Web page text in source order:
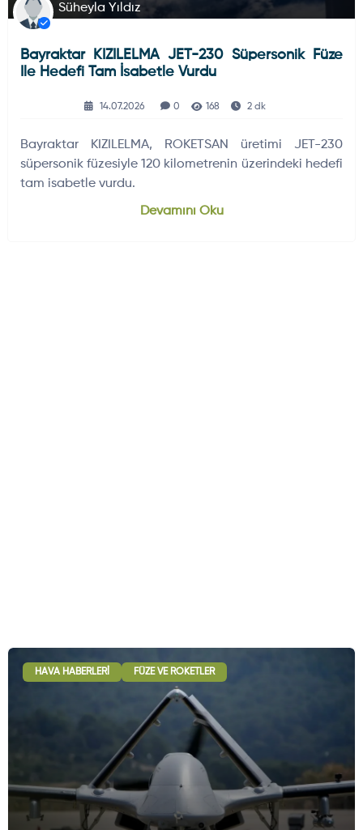
Süheyla Yıldız
Bayraktar KIZILELMA JET-230 Süpersonik Füze
Ile Hedefi Tam İsabetle Vurdu
14.07.2026 0 168 2 dk
Bayraktar KIZILELMA, ROKETSAN üretimi JET-230
süpersonik füzesiyle 120 kilometrenin üzerindeki hedefi
tam isabetle vurdu.
Devamını Oku
HAVA HABERLERI FÜZE VE ROKETLER